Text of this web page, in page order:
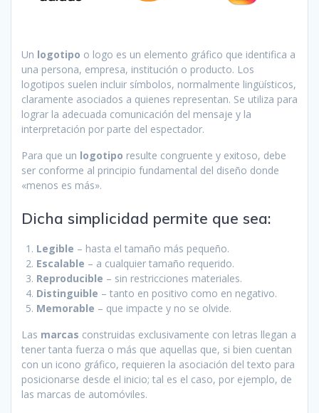
Un logotipo o logo es un elemento gráfico que identifica a
una persona, empresa, institución o producto. Los
logotipos suelen incluir símbolos, normalmente lingüísticos,
claramente asociados a quienes representan. Se utiliza para
lograr la adecuada comunicación del mensaje y la
interpretación por parte del espectador.
Para que un logotipo resulte congruente y exitoso, debe
ser conforme al principio fundamental del diseño donde
«menos es más».
Dicha simplicidad permite que sea:
Legible – hasta el tamaño más pequeño.
Escalable – a cualquier tamaño requerido.
Reproducible – sin restricciones materiales.
Distinguible – tanto en positivo como en negativo.
Memorable – que impacte y no se olvide.
Las marcas construidas exclusivamente con letras llegan a
tener tanta fuerza o más que aquellas que, si bien cuentan
con un icono gráfico, requieren la asociación del texto para
posicionarse desde el inicio; tal es el caso, por ejemplo, de
las marcas de automóviles.